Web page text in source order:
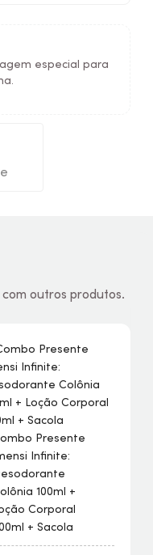
especial para
outros produtos.
Presente
Infinite:
100ml +
Corporal
+ Sacola